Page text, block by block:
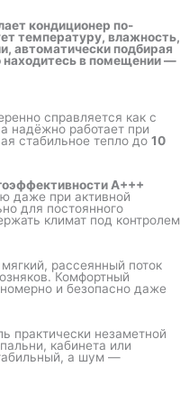
кондиционер по-
температуру, влажность,
автоматически подбирая
находитесь в помещении —
делает сама.
справляется как с
надёжно работает при
стабильное тепло до 10
A+++
даже при активной
для постоянного
климат под контролем
рассеянный поток
Комфортный
и безопасно даже
практически незаметной
кабинета или
а шум —